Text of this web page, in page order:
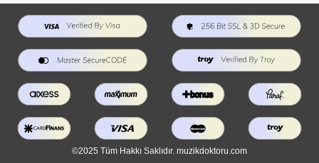
©2025 Tüm Hakkı Saklıdır. muzikdoktoru.com